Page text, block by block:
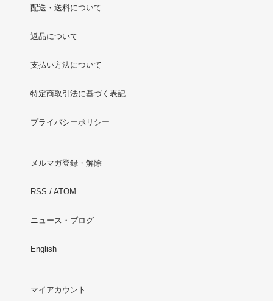
配送・送料について
返品について
支払い方法について
特定商取引法に基づく表記
プライバシーポリシー
メルマガ登録・解除
RSS / ATOM
ニュース・ブログ
English
マイアカウント